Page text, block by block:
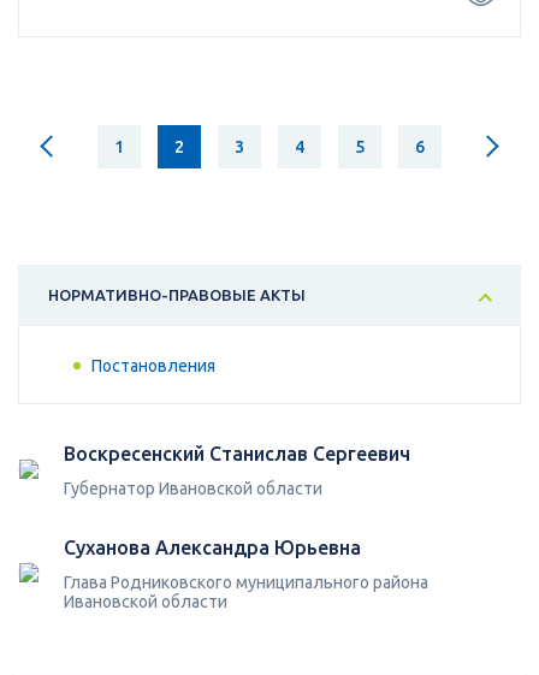
1 2 3 4 5 6
НОРМАТИВНО-ПРАВОВЫЕ АКТЫ
Постановления
Воскресенский Станислав Сергеевич
Губернатор Ивановской области
Суханова Александра Юрьевна
Глава Родниковского муниципального района
Ивановской области